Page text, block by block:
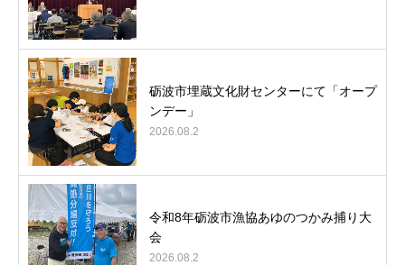
砺波市埋蔵文化財センターにて「オープ
ンデー」
2026.08.2
令和8年砺波市漁協あゆのつかみ捕り大
会
2026.08.2